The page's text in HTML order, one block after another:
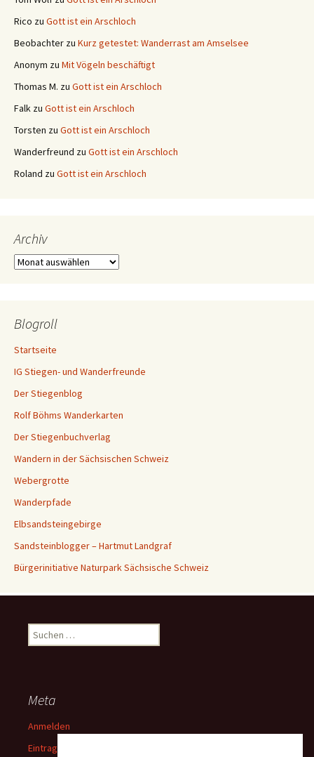
Rico zu Gott ist ein Arschloch
Beobachter zu Kurz getestet: Wanderrast am Amselsee
Anonym zu Mit Vögeln beschäftigt
Thomas M. zu Gott ist ein Arschloch
Falk zu Gott ist ein Arschloch
Torsten zu Gott ist ein Arschloch
Wanderfreund zu Gott ist ein Arschloch
Roland zu Gott ist ein Arschloch
Archiv
Archiv
Blogroll
Startseite
IG Stiegen- und Wanderfreunde
Der Stiegenblog
Rolf Böhms Wanderkarten
Der Stiegenbuchverlag
Wandern in der Sächsischen Schweiz
Webergrotte
Wanderpfade
Elbsandsteingebirge
Sandsteinblogger – Hartmut Landgraf
Bürgerinitiative Naturpark Sächsische Schweiz
Suchen
nach:
Meta
Anmelden
Eintrags-Feed